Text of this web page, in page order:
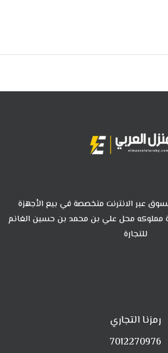
عبر الانترنت متخصصة في بيع الأجهزة
مملوكه محل علي بن محمد بن حسين الغانم
للتجارة
رمزنا التجاري
7012270976